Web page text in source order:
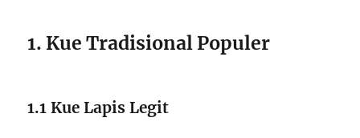
1. Kue Tradisional Populer
1.1 Kue Lapis Legit